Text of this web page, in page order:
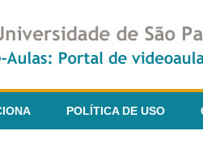
POLÍTICA DE USO